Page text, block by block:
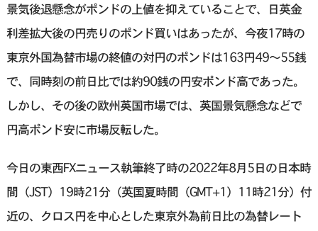
景気後退懸念がポンドの上値を抑えていることで、日英金
利差拡大後の円売りのポンド買いはあったが、今夜17時の
東京外国為替市場の終値の対円のポンドは163円49〜55銭
で、同時刻の前日比では約90銭の円安ポンド高であった。
しかし、その後の欧州英国市場では、英国景気懸念などで
円高ポンド安に市場反転した。
今日の東西FXニュース執筆終了時の2022年8月5日の日本時
間（JST）19時21分（英国夏時間（GMT+1）11時21分）付
近の、クロス円を中心とした東京外為前日比の為替レート